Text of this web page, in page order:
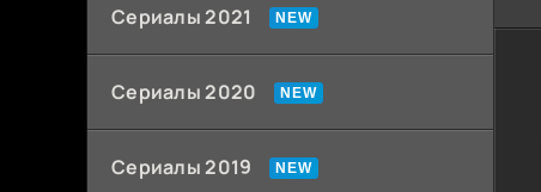
Сериалы 2021
Сериалы 2020
Сериалы 2019